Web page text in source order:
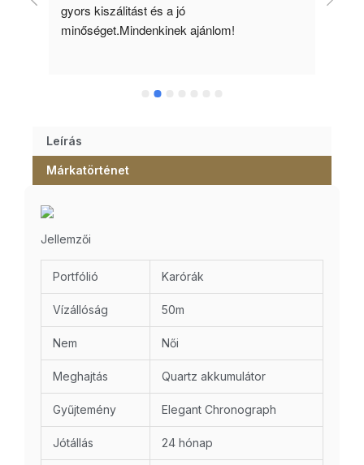
gyors kiszálitást és a jó
minőséget.Mindenkinek ajánlom!
Leírás
Márkatörténet
Jellemzői
Portfólió Karórák
Vízállóság 50m
Nem Női
Meghajtás Quartz akkumulátor
Gyűjtemény Elegant Chronograph
Jótállás 24 hónap